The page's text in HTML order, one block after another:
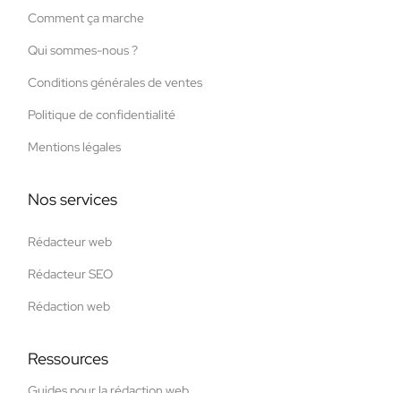
Comment ça marche
Qui sommes-nous ?
Conditions générales de ventes
Politique de confidentialité
Mentions légales
Nos services
Rédacteur web
Rédacteur SEO
Rédaction web
Ressources